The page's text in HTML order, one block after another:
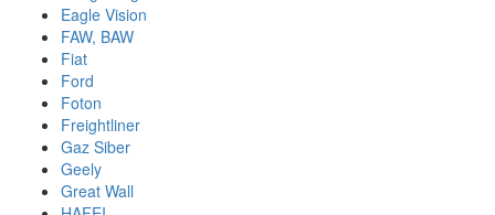
Eagle Vision
FAW, BAW
Fiat
Ford
Foton
Freightliner
Gaz Siber
Geely
Great Wall